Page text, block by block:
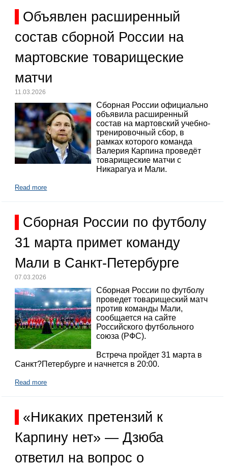
Объявлен расширенный
состав сборной России на
мартовские товарищеские
матчи
11.03.2026
Сборная России официально
объявила расширенный
состав на мартовский учебно-
тренировочный сбор, в
рамках которого команда
Валерия Карпина проведёт
товарищеские матчи с
Никарагуа и Мали.
Read more
Сборная России по футболу
31 марта примет команду
Мали в Санкт-Петербурге
07.03.2026
Сборная России по футболу
проведет товарищеский матч
против команды Мали,
сообщается на сайте
Российского футбольного
союза (РФС).
Встреча пройдет 31 марта в
Санкт?Петербурге и начнется в 20:00.
Read more
«Никаких претензий к
Карпину нет» — Дзюба
ответил на вопрос о